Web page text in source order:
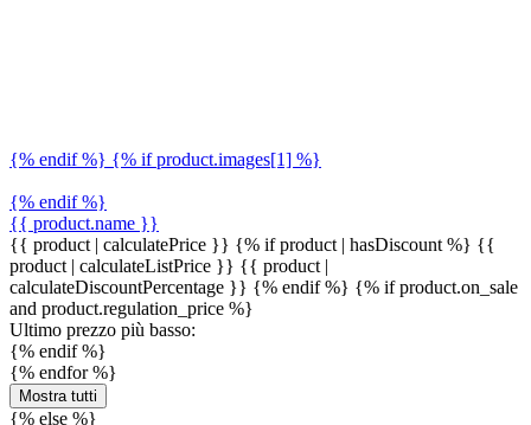
{% endif %} {% if product.images[1] %}
{% endif %}
{{ product.name }}
{{ product | calculatePrice }} {% if product | hasDiscount %} {{
product | calculateListPrice }} {{ product |
calculateDiscountPercentage }} {% endif %} {% if product.on_sale
and product.regulation_price %}
Ultimo prezzo più basso:
{% endif %}
{% endfor %}
Mostra tutti
{% else %}